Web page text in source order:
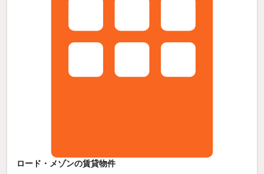
ロード・メゾンの賃貸物件